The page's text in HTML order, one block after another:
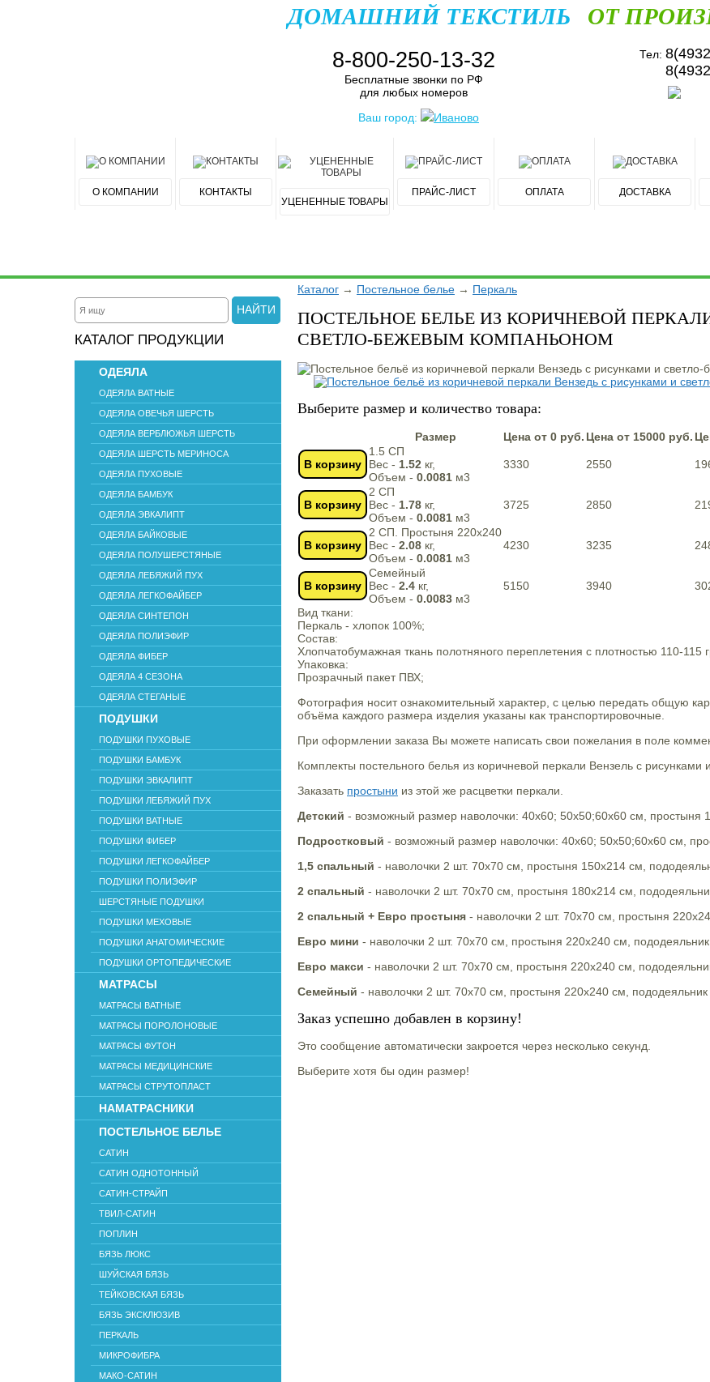
ДОМАШНИЙ ТЕКСТИЛЬ ОТ
8-800-250-13-32
Бесплатные звонки по РФ
для любых номеров
Тел:
Ваш город: Иваново
О КОМПАНИИ
КОНТАКТЫ
УЦЕНЕННЫЕ ТОВАРЫ
ПРАЙС-ЛИСТ ОПЛАТА ДОСТАВКА
НАЙТИ
КАТАЛОГ ПРОДУКЦИИ
ОДЕЯЛА
ОДЕЯЛА ВАТНЫЕ
ОДЕЯЛА ОВЕЧЬЯ ШЕРСТЬ
ОДЕЯЛА ВЕРБЛЮЖЬЯ ШЕРСТЬ
ОДЕЯЛА ШЕРСТЬ МЕРИНОСА
ОДЕЯЛА ПУХОВЫЕ
ОДЕЯЛА БАМБУК
ОДЕЯЛА ЭВКАЛИПТ
ОДЕЯЛА БАЙКОВЫЕ
ОДЕЯЛА ПОЛУШЕРСТЯНЫЕ
ОДЕЯЛА ЛЕБЯЖИЙ ПУХ
ОДЕЯЛА ЛЕГКОФАЙБЕР
ОДЕЯЛА СИНТЕПОН
ОДЕЯЛА ПОЛИЭФИР
ОДЕЯЛА ФИБЕР
ОДЕЯЛА 4 СЕЗОНА
ОДЕЯЛА СТЕГАНЫЕ
ПОДУШКИ
ПОДУШКИ ПУХОВЫЕ
ПОДУШКИ БАМБУК
ПОДУШКИ ЭВКАЛИПТ
ПОДУШКИ ЛЕБЯЖИЙ ПУХ
ПОДУШКИ ВАТНЫЕ
ПОДУШКИ ФИБЕР
ПОДУШКИ ЛЕГКОФАЙБЕР
ПОДУШКИ ПОЛИЭФИР
ШЕРСТЯНЫЕ ПОДУШКИ
ПОДУШКИ МЕХОВЫЕ
ПОДУШКИ АНАТОМИЧЕСКИЕ
ПОДУШКИ ОРТОПЕДИЧЕСКИЕ
МАТРАСЫ
МАТРАСЫ ВАТНЫЕ
МАТРАСЫ ПОРОЛОНОВЫЕ
МАТРАСЫ ФУТОН
МАТРАСЫ МЕДИЦИНСКИЕ
МАТРАСЫ СТРУТОПЛАСТ
НАМАТРАСНИКИ
ПОСТЕЛЬНОЕ БЕЛЬЕ
САТИН
САТИН ОДНОТОННЫЙ
САТИН-СТРАЙП
ТВИЛ-САТИН
ПОПЛИН
БЯЗЬ ЛЮКС
ШУЙСКАЯ БЯЗЬ
ТЕЙКОВСКАЯ БЯЗЬ
БЯЗЬ ЭКСКЛЮЗИВ
ПЕРКАЛЬ
МИКРОФИБРА
МАКО-САТИН
Каталог → Постельное белье → Перкаль
ПОСТЕЛЬНОЕ БЕЛЬЕ ИЗ КОРИЧНЕВОЙ
СВЕТЛО-БЕЖЕВЫМ КОМПАНЬОНОМ
Выберите размер и количество товара:
Размер Цена от 0 руб. Цена от 15000 руб.
В корзину
1.5 СП
Вес - 1.52 кг,
Объем - 0.0081 м3
3330 2550
В корзину
2 СП
Вес - 1.78 кг,
Объем - 0.0081 м3
3725 2850
В корзину
2 СП. Простыня 220х240
Вес - 2.08 кг,
Объем - 0.0081 м3
4230 3235
В корзину
Семейный
Вес - 2.4 кг,
Объем - 0.0083 м3
5150 3940
Вид ткани:
Перкаль - хлопок 100%;
Состав:
Хлопчатобумажная ткань полотняного переплетения с плотностью 110-115
Упаковка:
Прозрачный пакет ПВХ;
Фотография носит ознакомительный характер, с целью передать общую
объёма каждого размера изделия указаны как транспортировочные.
При оформлении заказа Вы можете написать свои пожелания в поле
Комплекты постельного белья из коричневой перкали Вензель с
Заказать простыни из этой же расцветки перкали.
Детский - возможный размер наволочки: 40х60; 50х50;60х60 см, простыня
Подростковый - возможный размер наволочки: 40х60; 50х50;60х60 см,
1,5 спальный - наволочки 2 шт. 70х70 см, простыня 150х214 см,
2 спальный - наволочки 2 шт. 70х70 см, простыня 180х214 см,
2 спальный + Евро простыня - наволочки 2 шт. 70х70 см, простыня
Евро мини - наволочки 2 шт. 70х70 см, простыня 220х240 см,
Евро макси - наволочки 2 шт. 70х70 см, простыня 220х240 см,
Семейный - наволочки 2 шт. 70х70 см, простыня 220х240 см,
Заказ успешно добавлен в корзину!
Это сообщение автоматически закроется через несколько секунд.
Выберите хотя бы один размер!